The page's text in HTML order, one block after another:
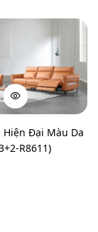
Hiện Đại Màu Da
R8611)